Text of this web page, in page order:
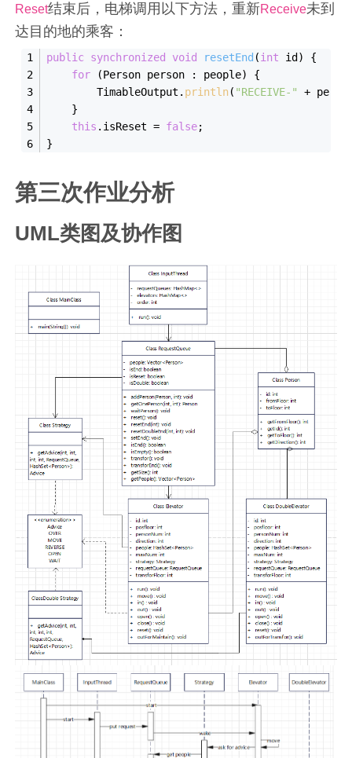
Reset结束后，电梯调用以下方法，重新Receive未到
达目的地的乘客：
public synchronized void resetEnd (int id)
{
for (Person person : people) {
        TimableOutput.
println( "RECEIVE-"
+
    }
this .isReset = false;
}
第三次作业分析
UML类图及协作图